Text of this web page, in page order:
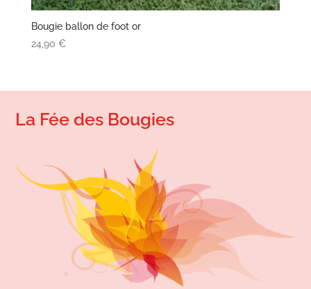
Bougie ballon de foot or
24,90 €
La Fée des Bougies